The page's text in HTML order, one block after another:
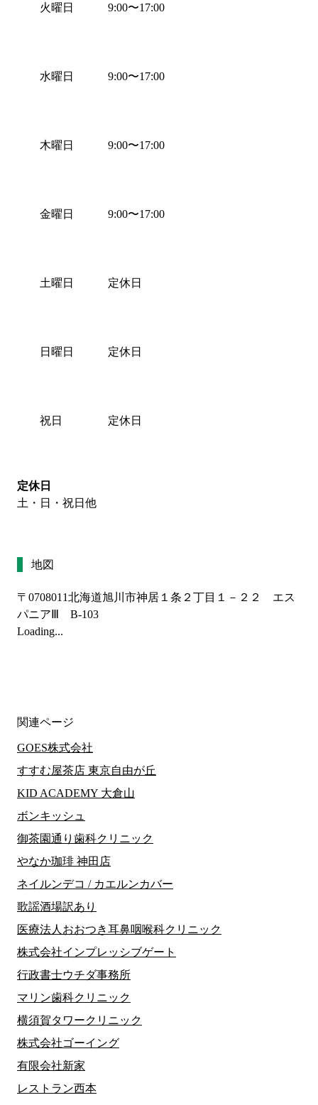
火曜日
水曜日
木曜日
金曜日
土曜日
日曜日
祝日
9:00〜17:00
9:00〜17:00
9:00〜17:00
9:00〜17:00
定休日
定休日
定休日
定休日
土・日・祝日他
地図
〒0708011北海道旭川市神居１条２丁目１－２２ エス
パニアⅢ B-103
Loading...
関連ページ
GOES株式会社
すすむ屋茶店 東京自由が丘
KID ACADEMY 大倉山
ボンキッシュ
御茶園通り歯科クリニック
やなか珈琲 神田店
ネイルンデコ / カエルンカバー
歌謡酒場訳あり
医療法人おおつき耳鼻咽喉科クリニック
株式会社インプレッシブゲート
行政書士ウチダ事務所
マリン歯科クリニック
横須賀タワークリニック
株式会社ゴーイング
有限会社新家
レストラン西本